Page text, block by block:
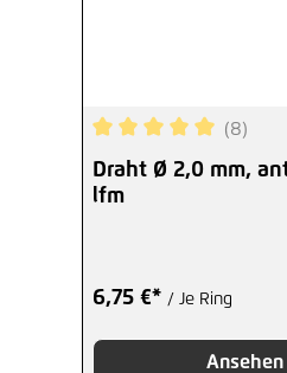
Durchschnittliche
(8)
Draht Ø 2,0 mm,
lfm
6,75 €* / Je Ring
Ansehen